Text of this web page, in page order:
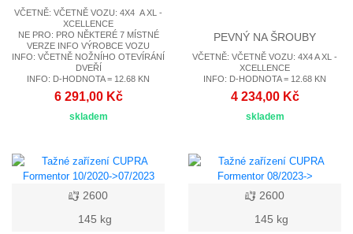
VČETNĚ: VČETNĚ VOZU: 4X4 A XL -
XCELLENCE
NE PRO: PRO NĚKTERÉ 7 MÍSTNÉ
VERZE INFO VÝROBCE VOZU
INFO: VČETNĚ NOŽNÍHO OTEVÍRÁNÍ
DVEŘÍ
INFO: D-HODNOTA = 12.68 KN
6 291,00 Kč
skladem
PEVNÝ NA ŠROUBY
VČETNĚ: VČETNĚ VOZU: 4X4 A XL -
XCELLENCE
INFO: D-HODNOTA = 12.68 KN
4 234,00 Kč
skladem
2600
145 kg
2600
145 kg